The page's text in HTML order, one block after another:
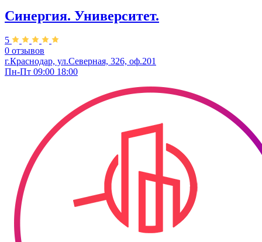
Синергия. Университет.
5
0 отзывов
г.Краснодар, ул.Северная, 326, оф.201
Пн-Пт 09:00 18:00